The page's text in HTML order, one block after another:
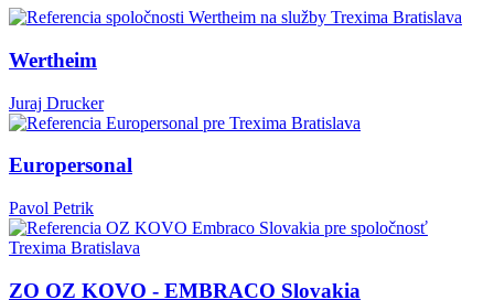
Wertheim
Juraj Drucker
Europersonal
Pavol Petrik
ZO OZ KOVO - EMBRACO Slovakia